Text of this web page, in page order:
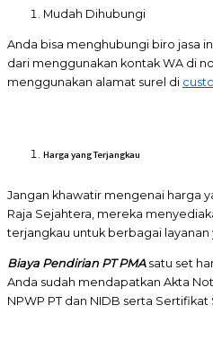
Mudah Dihubungi
Anda bisa menghubungi biro jasa
dari menggunakan kontak WA di
menggunakan alamat surel di
Harga yang Terjangkau
Jangan khawatir mengenai harga
Raja Sejahtera, mereka
terjangkau untuk berbagai layanan
Biaya Pendirian PT PMAsatu set
Anda sudah mendapatkan Akta
NPWP PT dan NIDB serta Sertifikat